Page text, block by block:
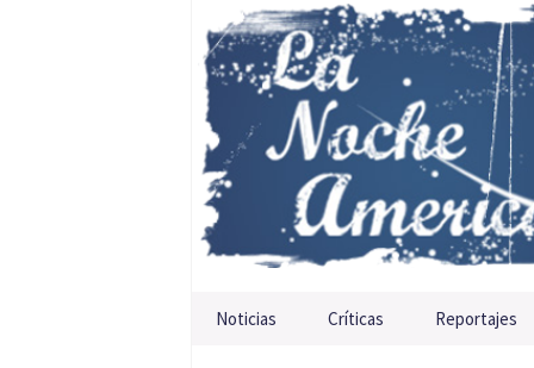
Saltar al contenido
Noticias Críticas Reportajes